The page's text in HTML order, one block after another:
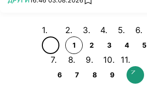
add favorites
1 2 3 4 5
6 7 8 9